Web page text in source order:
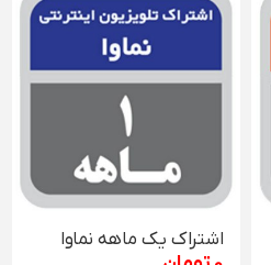
اشتراک یک ماهه نماوا